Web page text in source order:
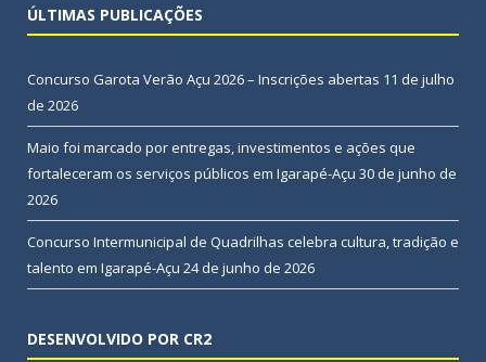
ÚLTIMAS PUBLICAÇÕES
Concurso Garota Verão Açu 2026 – Inscrições abertas 11 de julho
de 2026
Maio foi marcado por entregas, investimentos e ações que
fortaleceram os serviços públicos em Igarapé-Açu 30 de junho de
2026
Concurso Intermunicipal de Quadrilhas celebra cultura, tradição e
talento em Igarapé-Açu 24 de junho de 2026
DESENVOLVIDO POR CR2